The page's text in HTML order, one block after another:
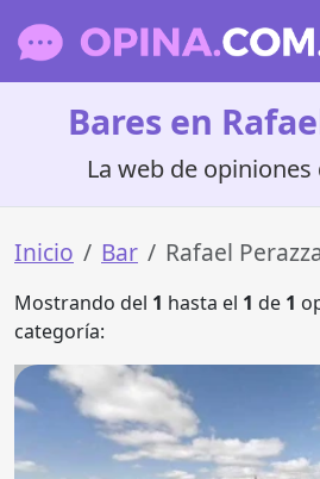
Bares en
La web de
Inicio Bar Rafael
Mostrando del 1 hasta el 1 de 1
categoría: